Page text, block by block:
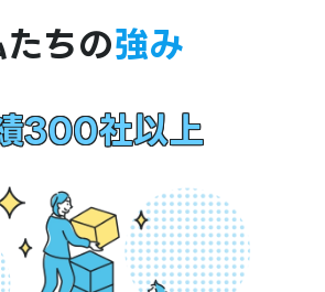
たちの強み
300社以上